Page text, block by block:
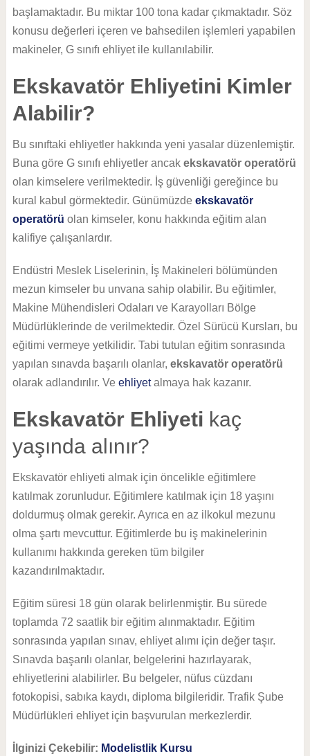
başlamaktadır. Bu miktar 100 tona kadar çıkmaktadır. Söz
konusu değerleri içeren ve bahsedilen işlemleri yapabilen
makineler, G sınıfı ehliyet ile kullanılabilir.
Ekskavatör Ehliyetini Kimler
Alabilir?
Bu sınıftaki ehliyetler hakkında yeni yasalar düzenlemiştir.
Buna göre G sınıfı ehliyetler ancak ekskavatör operatörü
olan kimselere verilmektedir. İş güvenliği gereğince bu
kural kabul görmektedir. Günümüzdeekskavatör
operatörü olan kimseler, konu hakkında eğitim alan
kalifiye çalışanlardır.
Endüstri Meslek Liselerinin, İş Makineleri bölümünden
mezun kimseler bu unvana sahip olabilir. Bu eğitimler,
Makine Mühendisleri Odaları ve Karayolları Bölge
Müdürlüklerinde de verilmektedir. Özel Sürücü Kursları, bu
eğitimi vermeye yetkilidir. Tabi tutulan eğitim sonrasında
yapılan sınavda başarılı olanlar, ekskavatör operatörü
olarak adlandırılır. Ve ehliyetalmaya hak kazanır.
Ekskavatör Ehliyeti kaç
yaşında alınır?
Ekskavatör ehliyeti almak için öncelikle eğitimlere
katılmak zorunludur. Eğitimlere katılmak için 18 yaşını
doldurmuş olmak gerekir. Ayrıca en az ilkokul mezunu
olma şartı mevcuttur. Eğitimlerde bu iş makinelerinin
kullanımı hakkında gereken tüm bilgiler
kazandırılmaktadır.
Eğitim süresi 18 gün olarak belirlenmiştir. Bu sürede
toplamda 72 saatlik bir eğitim alınmaktadır. Eğitim
sonrasında yapılan sınav, ehliyet alımı için değer taşır.
Sınavda başarılı olanlar, belgelerini hazırlayarak,
ehliyetlerini alabilirler. Bu belgeler, nüfus cüzdanı
fotokopisi, sabıka kaydı, diploma bilgileridir. Trafik Şube
Müdürlükleri ehliyet için başvurulan merkezlerdir.
İlginizi Çekebilir: Modelistlik Kursu